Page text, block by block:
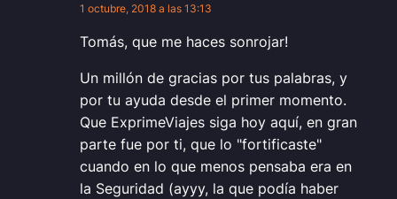
1 octubre, 2018 a las 13:13
Tomás, que me haces sonrojar!
Un millón de gracias por tus palabras, y
por tu ayuda desde el primer momento.
Que ExprimeViajes siga hoy aquí, en gran
parte fue por ti, que lo "fortificaste"
cuando en lo que menos pensaba era en
la Seguridad (ayyy, la que podía haber